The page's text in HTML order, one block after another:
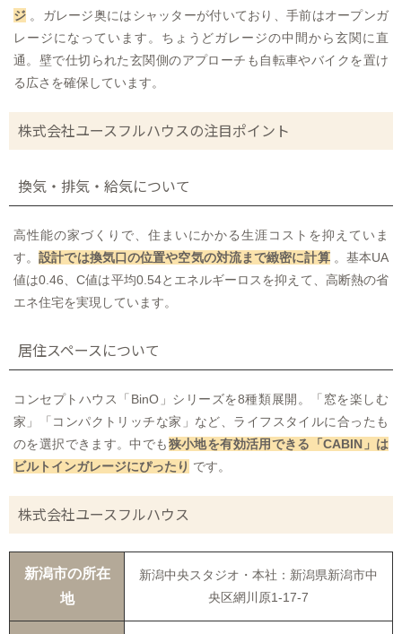
ジ 。ガレージ奥にはシャッターが付いており、手前はオープンガ
レージになっています。ちょうどガレージの中間から玄関に直
通。壁で仕切られた玄関側のアプローチも自転車やバイクを置け
る広さを確保しています。
株式会社ユースフルハウスの注目ポイント
換気・排気・給気について
高性能の家づくりで、住まいにかかる生涯コストを抑えていま
す。設計では換気口の位置や空気の対流まで緻密に計算 。基本UA
値は0.46、C値は平均0.54とエネルギーロスを抑えて、高断熱の省
エネ住宅を実現しています。
居住スペースについて
コンセプトハウス「BinO」シリーズを8種類展開。「窓を楽しむ
家」「コンパクトリッチな家」など、ライフスタイルに合ったも
のを選択できます。中でも狭小地を有効活用できる「CABIN」は
ビルトインガレージにぴったり です。
株式会社ユースフルハウス
新潟市の所在
地
新潟中央スタジオ・本社：新潟県新潟市中
央区網川原1-17-7